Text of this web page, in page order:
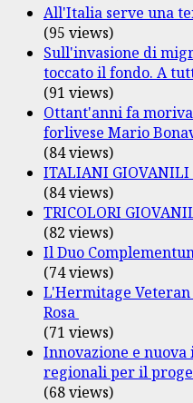
All'Italia serve una
(95 views)
Sull'invasione di
toccato il fondo. A
(91 views)
Ottant'anni fa
forlivese Mario
(84 views)
ITALIANI GIOVANILI
(84 views)
TRICOLORI
(82 views)
Il Duo
(74 views)
L'Hermitage Veteran
Rosa
(71 views)
Innovazione e
regionali per il
(68 views)